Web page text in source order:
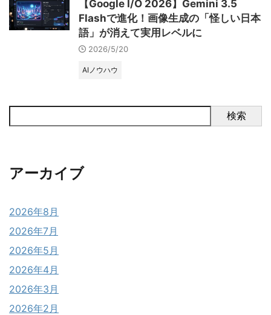
【Google I/O 2026】Gemini 3.5
Flashで進化！画像生成の「怪しい日本
語」が消えて実用レベルに
2026/5/20
AIノウハウ
検索
アーカイブ
2026年8月
2026年7月
2026年5月
2026年4月
2026年3月
2026年2月